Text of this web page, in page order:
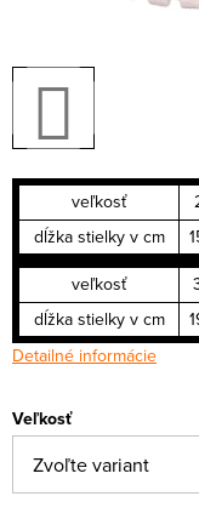
veľkosť
dĺžka stielky v cm
veľkosť
dĺžka stielky v cm
Detailné informácie
Veľkosť